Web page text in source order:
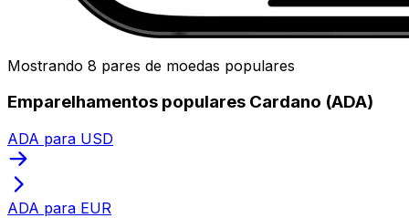
Mostrando 8 pares de moedas populares
Emparelhamentos populares Cardano (ADA)
ADA para USD
ADA para EUR